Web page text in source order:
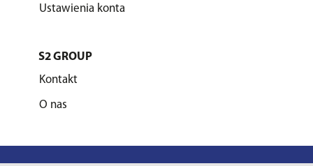
Ustawienia konta
S2 GROUP
Kontakt
O nas